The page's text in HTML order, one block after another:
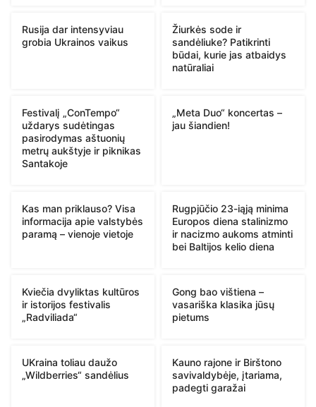
Rusija dar intensyviau
grobia Ukrainos vaikus
Žiurkės sode ir
sandėliuke? Patikrinti
būdai, kurie jas atbaidys
natūraliai
Festivalį „ConTempo“
uždarys sudėtingas
pasirodymas aštuonių
metrų aukštyje ir piknikas
Santakoje
„Meta Duo“ koncertas –
jau šiandien!
Kas man priklauso? Visa
informacija apie valstybės
paramą – vienoje vietoje
Rugpjūčio 23-iąją minima
Europos diena stalinizmo
ir nacizmo aukoms atminti
bei Baltijos kelio diena
Kviečia dvyliktas kultūros
ir istorijos festivalis
„Radviliada“
Gong bao vištiena –
vasariška klasika jūsų
pietums
UKraina toliau daužo
„Wildberries“ sandėlius
Kauno rajone ir Birštono
savivaldybėje, įtariama,
padegti garažai